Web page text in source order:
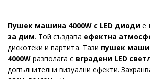
Пушек машина 4000W с LED диоди е
за дим. Той създава ефектна
дискотеки и партита. Тази пушек
4000W разполага с вградени LED
допълнителни визуални ефекти.